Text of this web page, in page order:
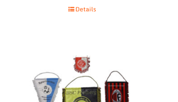
Details